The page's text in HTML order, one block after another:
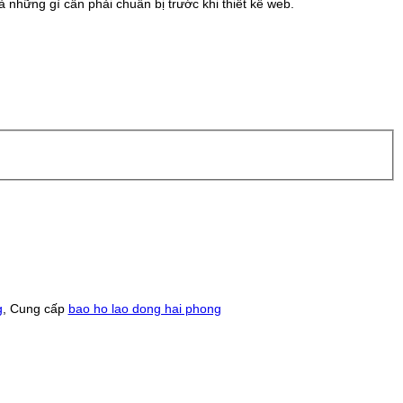
gì cần phải chuẩn bị trước khi thiết kế web.
, Cung cấp bao ho lao dong hai phong